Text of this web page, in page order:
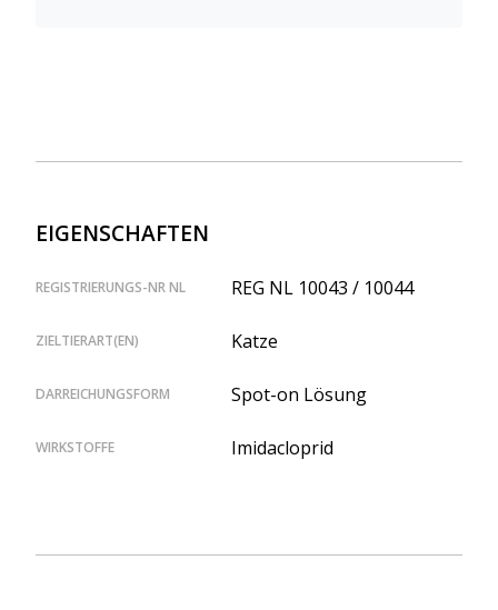
EIGENSCHAFTEN
REGISTRIERUNGS-NR NL REG NL 10043 / 10044
ZIELTIERART(EN) Katze
DARREICHUNGSFORM Spot-on Lösung
WIRKSTOFFE Imidacloprid